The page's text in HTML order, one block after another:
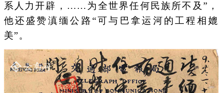
系人力开辟，……为全世界任何民族所不及”，
他还盛赞滇缅公路“可与巴拿运河的工程相媲
美”。